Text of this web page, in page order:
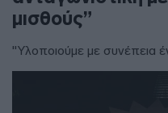
μισθούς”
"Υλοποιούμε με συνέπεια